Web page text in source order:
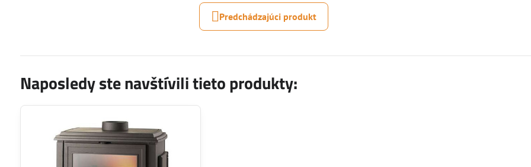
Predchádzajúci produkt
Naposledy ste navštívili tieto produkty: